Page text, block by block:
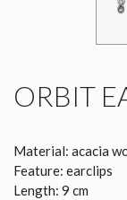
ORBIT
Material: acacia
Feature: earclips
Length: 9 cm